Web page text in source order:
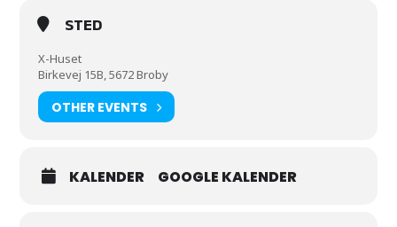
STED
X-Huset
Birkevej 15B, 5672 Broby
OTHER EVENTS
KALENDER GOOGLE KALENDER